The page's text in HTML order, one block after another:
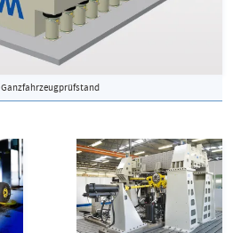
Ganzfahrzeugprüfstand